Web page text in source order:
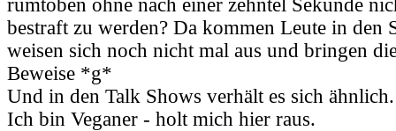
rumtoben ohne nach einer zehntel Sekunde
bestraft zu werden? Da kommen Leute in den
weisen sich noch nicht mal aus und bringen
Beweise *g*
Und in den Talk Shows verhält es sich ähnlich.
Ich bin Veganer - holt mich hier raus.